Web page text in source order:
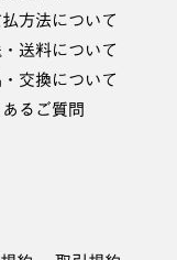
方法について
送料について
交換について
あるご質問